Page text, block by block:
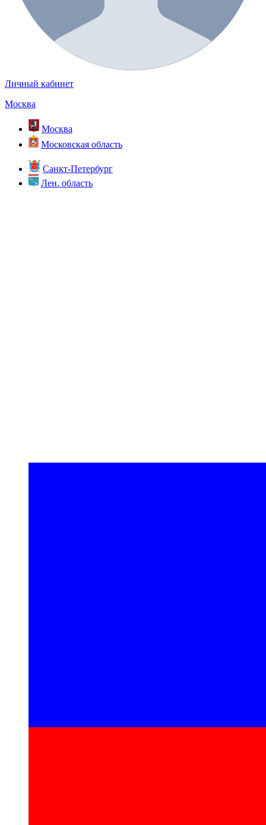
Личный кабинет
Москва
Москва
Московская область
Санкт-Петербург
Лен. область